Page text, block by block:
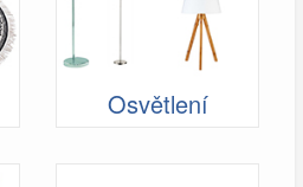
Osvětlení